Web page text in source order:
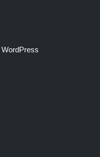
WordPress